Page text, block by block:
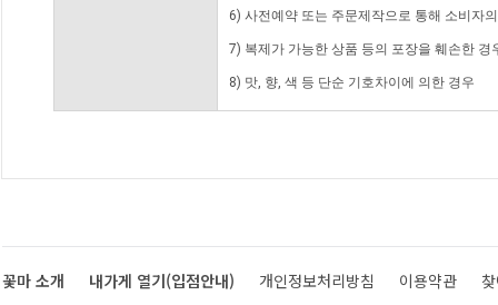
6) 사전예약 또는 주문제작으로 통해 소비자
7) 복제가 가능한 상품 등의 포장을 훼손한 경
8) 맛, 향, 색 등 단순 기호차이에 의한 경우
꽃마 소개 내가게 열기(입점안내) 개인정보처리방침 이용약관